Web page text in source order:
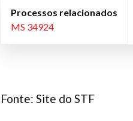
Processos relacionados
MS 34924
Fonte: Site do STF